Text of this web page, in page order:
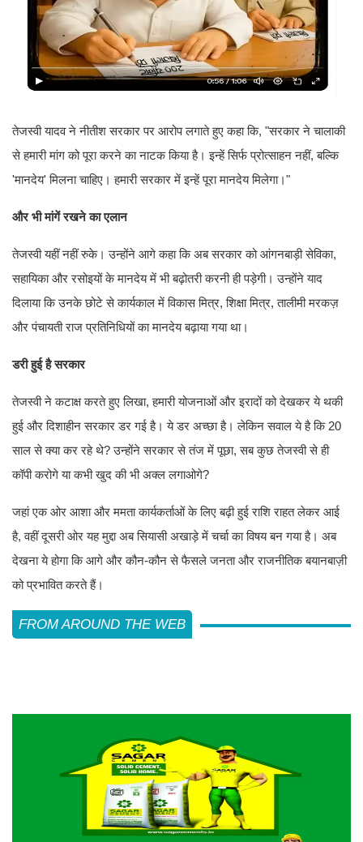
तेजस्वी यादव ने नीतीश सरकार पर आरोप लगाते हुए कहा कि, "सरकार ने चालाकी
से हमारी मांग को पूरा करने का नाटक किया है। इन्हें सिर्फ प्रोत्साहन नहीं, बल्कि
'मानदेय' मिलना चाहिए। हमारी सरकार में इन्हें पूरा मानदेय मिलेगा।"
और भी मांगें रखने का एलान
तेजस्वी यहीं नहीं रुके। उन्होंने आगे कहा कि अब सरकार को आंगनबाड़ी सेविका,
सहायिका और रसोइयों के मानदेय में भी बढ़ोतरी करनी ही पड़ेगी। उन्होंने याद
दिलाया कि उनके छोटे से कार्यकाल में विकास मित्र, शिक्षा मित्र, तालीमी मरकज़
और पंचायती राज प्रतिनिधियों का मानदेय बढ़ाया गया था।
डरी हुई है सरकार
तेजस्वी ने कटाक्ष करते हुए लिखा, हमारी योजनाओं और इरादों को देखकर ये थकी
हुई और दिशाहीन सरकार डर गई है। ये डर अच्छा है। लेकिन सवाल ये है कि 20
साल से क्या कर रहे थे? उन्होंने सरकार से तंज में पूछा, सब कुछ तेजस्वी से ही
कॉपी करोगे या कभी खुद की भी अक्ल लगाओगे?
जहां एक ओर आशा और ममता कार्यकर्ताओं के लिए बढ़ी हुई राशि राहत लेकर आई
है, वहीं दूसरी ओर यह मुद्दा अब सियासी अखाड़े में चर्चा का विषय बन गया है। अब
देखना ये होगा कि आगे और कौन-कौन से फैसले जनता और राजनीतिक बयानबाज़ी
को प्रभावित करते हैं।
FROM AROUND THE WEB